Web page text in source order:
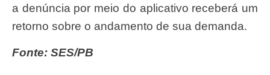
a denúncia por meio do aplicativo receberá um
retorno sobre o andamento de sua demanda.
Fonte: SES/PB